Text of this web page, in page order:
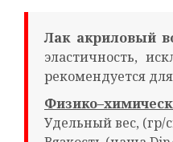
Лак акриловый
эластичность,
рекомендуется
Удельный вес, (гр/